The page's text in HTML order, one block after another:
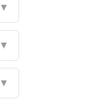
▼
▼
▼